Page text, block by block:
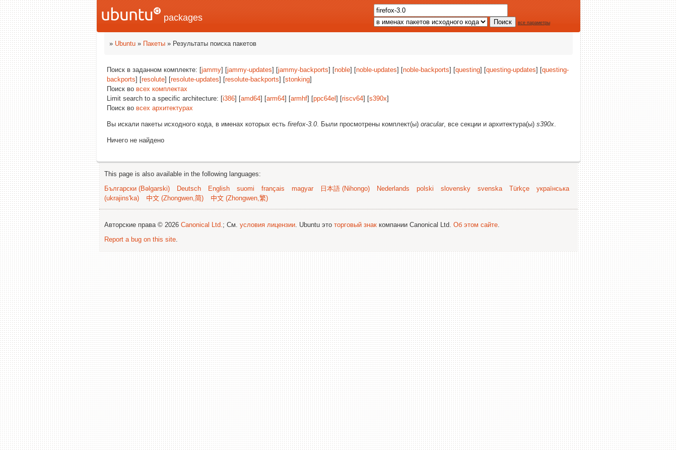
packages все параметры
» Ubuntu » Пакеты » Результаты поиска пакетов
Поиск в заданном комплекте: [jammy] [jammy-updates] [jammy-backports] [noble] [noble-updates] [noble-backports] [questing] [questing-updates] [questing-
backports] [resolute] [resolute-updates] [resolute-backports] [stonking]
Поиск во всех комплектах
Limit search to a specific architecture: [i386] [amd64] [arm64] [armhf] [ppc64el ] [riscv64] [s390x]
Поиск во всех архитектурах
Вы искали пакеты исходного кода, в именах которых есть firefox-3.0. Были просмотрены комплект(ы) oracular, все секции и архитектура(ы) s390x.
Ничего не найдено
This page is also available in the following languages:
Български (Bəlgarski)
Deutsch English suomi français magyar 日本語 (Nihongo) Nederlands polski slovensky svenska Türkçe
українська
(ukrajins'ka)
中文 (Zhongwen,简) 中文 (Zhongwen,繁)
Авторские права © 2026 Canonical Ltd.; См. условия лицензии. Ubuntu это торговый знак компании Canonical Ltd. Об этом сайте.
Report a bug on this site.